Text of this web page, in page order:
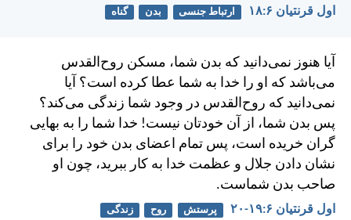
اول قرنتیان ۶:‏۱۸ ارتباط جنسی بدن گناه
آيا هنوز نمی‌دانيد كه بدن شما، مسكن روح‌القدس
می‌باشد كه او را خدا به شما عطا كرده است؟ آيا
نمی‌دانيد كه روح‌القدس در وجود شما زندگی می‌كند؟
پس بدن شما، از آن خودتان نيست! خدا شما را به بهايی
گران خريده است، پس تمام اعضای بدن خود را برای
نشان دادن جلال و عظمت خدا به کار ببريد، چون او
صاحب بدن شماست.
اول قرنتیان ۶:‏۱۹-‏۲۰ پرستش روح زندگی